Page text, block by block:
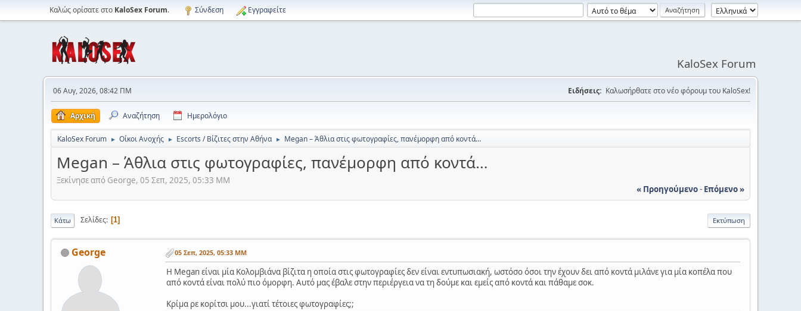
Καλώς ορίσατε στο KaloSex Forum. Σύνδεση Εγγραφείτε
KaloSex Forum
06 Αυγ, 2026, 08:42 ΠΜ Ειδήσεις: Καλωσήρθατε στο νέο φόρουμ του KaloSex!
Αρχική Αναζήτηση Ημερολόγιο
KaloSex Forum ► Οίκοι Ανοχής ► Escorts / Βίζιτες στην Αθήνα ► Megan – Άθλια στις φωτογραφίες, πανέμορφη από κοντά…
Megan – Άθλια στις φωτογραφίες, πανέμορφη από κοντά…
Ξεκίνησε από George, 05 Σεπ, 2025, 05:33 ΜΜ
« Προηγούμενο- Επόμενο »
Εκτύπωση
Κάτω Σελίδες 1
George 05 Σεπ, 2025, 05:33 ΜΜ
Η Megan είναι μία Κολομβιάνα βίζιτα η οποία στις φωτογραφίες δεν είναι εντυπωσιακή, ωστόσο όσοι την έχουν δει από κοντά μιλάνε για μία κοπέλα που
από κοντά είναι πολύ πιο όμορφη. Αυτό μας έβαλε στην περιέργεια να τη δούμε και εμείς από κοντά και πάθαμε σοκ.
Κρίμα ρε κορίτσι μου...γιατί τέτοιες φωτογραφίες;;